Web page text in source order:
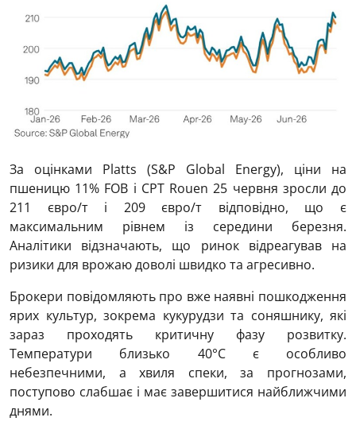
За оцінками Platts (S&P Global Energy), ціни на
пшеницю 11% FOB і CPT Rouen 25 червня зросли до
211 євро/т і 209 євро/т відповідно, що є
максимальним рівнем із середини березня.
Аналітики відзначають, що ринок відреагував на
ризики для врожаю доволі швидко та агресивно.
Брокери повідомляють про вже наявні пошкодження
ярих культур, зокрема кукурудзи та соняшнику, які
зараз проходять критичну фазу розвитку.
Температури близько 40°C є особливо
небезпечними, а хвиля спеки, за прогнозами,
поступово слабшає і має завершитися найближчими
днями.